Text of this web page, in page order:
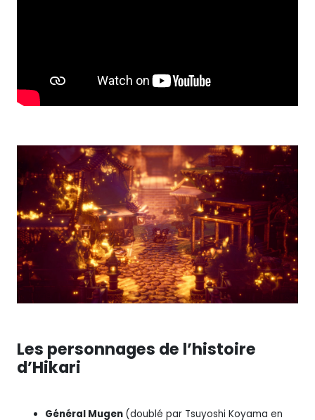
Les personnages de l’histoire
d’Hikari
Général Mugen (doublé par Tsuyoshi Koyama en